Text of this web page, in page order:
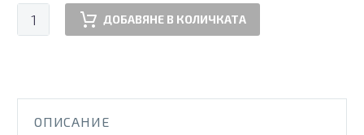
количество
за
ДОБАВЯНЕ В КОЛИЧКАТА
ОПИСАНИЕ